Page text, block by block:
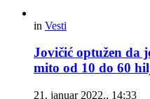
in Vesti
Jovičić optužen da
mito od 10 do 60
21. januar 2022., 14:33